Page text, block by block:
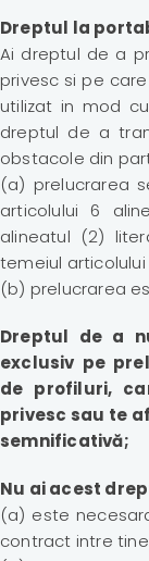
Dreptul la
Ai dreptul de a
privesc si pe
utilizat in mod
dreptul de a
obstacole din
(a) prelucrarea
articolului 6
alineatul (2)
temeiul articolului
(b) prelucrarea
Dreptul de a
exclusiv pe
de profiluri,
privesc sau te
semnificativă;
Nu ai acest
(a) este
contract intre